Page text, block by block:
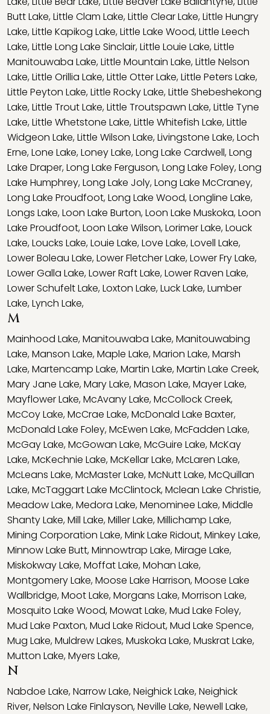
Butt Lake,Little Clam Lake,Little Clear Lake,Little Hungry
Lake,Little Kapikog Lake,Little Lake Wood,Little Leech
Lake,Little Long Lake Sinclair,Little Louie Lake,Little
Manitouwaba Lake,Little Mountain Lake,Little Nelson
Lake,Little Orillia Lake,Little Otter Lake,Little Peters Lake,
Little Peyton Lake,Little Rocky Lake,Little Shebeshekong
Lake,Little Trout Lake,Little Troutspawn Lake,Little Tyne
Lake,Little Whetstone Lake,Little Whitefish Lake,Little
Widgeon Lake,Little Wilson Lake,Livingstone Lake,Loch
Erne,Lone Lake,Loney Lake,Long Lake Cardwell,Long
Lake Draper,Long Lake Ferguson,Long Lake Foley,Long
Lake Humphrey,Long Lake Joly,Long Lake McCraney,
Long Lake Proudfoot,Long Lake Wood,Longline Lake,
Longs Lake,Loon Lake Burton,Loon Lake Muskoka,Loon
Lake Proudfoot,Loon Lake Wilson,Lorimer Lake,Louck
Lake,Loucks Lake,Louie Lake,Love Lake,Lovell Lake,
Lower Boleau Lake,Lower Fletcher Lake,Lower Fry Lake,
Lower Galla Lake,Lower Raft Lake,Lower Raven Lake,
Lower Schufelt Lake,Loxton Lake,Luck Lake,Lumber
Lake,Lynch Lake,
M
Mainhood Lake,Manitouwaba Lake,Manitouwabing
Lake,Manson Lake,Maple Lake,Marion Lake,Marsh
Lake,Martencamp Lake,Martin Lake,Martin Lake Creek,
Mary Jane Lake,Mary Lake,Mason Lake,Mayer Lake,
Mayflower Lake,McAvany Lake,McCollock Creek,
McCoy Lake,McCrae Lake,McDonald Lake Baxter,
McDonald Lake Foley,McEwen Lake,McFadden Lake,
McGay Lake,McGowan Lake,McGuire Lake,McKay
Lake,McKechnie Lake,McKellar Lake,McLaren Lake,
McLeans Lake,McMaster Lake,McNutt Lake,McQuillan
Lake,McTaggart Lake McClintock,Mclean Lake Christie,
Meadow Lake,Medora Lake,Menominee Lake,Middle
Shanty Lake,Mill Lake,Miller Lake,Millichamp Lake,
Mining Corporation Lake,Mink Lake Ridout,Minkey Lake,
Minnow Lake Butt,Minnowtrap Lake,Mirage Lake,
Miskokway Lake,Moffat Lake,Mohan Lake,
Montgomery Lake,Moose Lake Harrison,Moose Lake
Wallbridge,Moot Lake,Morgans Lake,Morrison Lake,
Mosquito Lake Wood,Mowat Lake,Mud Lake Foley,
Mud Lake Paxton,Mud Lake Ridout,Mud Lake Spence,
Mug Lake,Muldrew Lakes,Muskoka Lake,Muskrat Lake,
Mutton Lake,Myers Lake,
N
Nabdoe Lake,Narrow Lake,Neighick Lake,Neighick
River,Nelson Lake Finlayson,Neville Lake,Newell Lake,